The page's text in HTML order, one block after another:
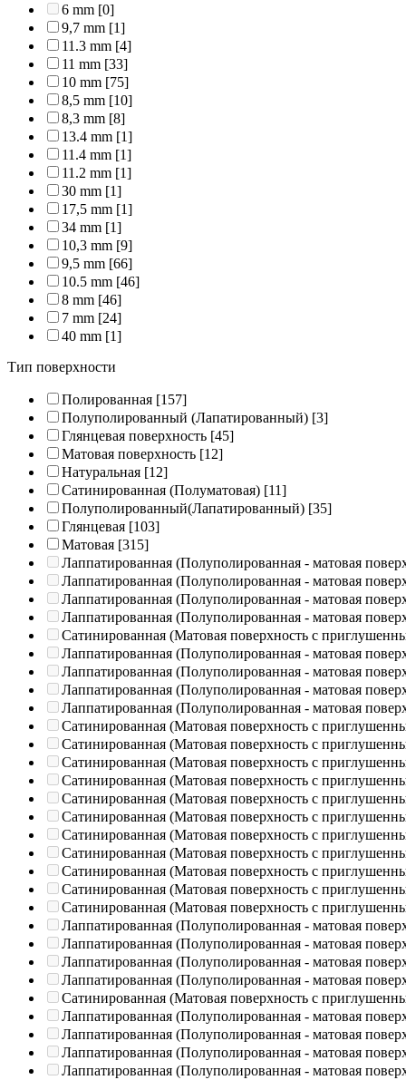
6 mm [0]
9,7 mm [1]
11.3 mm [4]
11 mm [33]
10 mm [75]
8,5 mm [10]
8,3 mm [8]
13.4 mm [1]
11.4 mm [1]
11.2 mm [1]
30 mm [1]
17,5 mm [1]
34 mm [1]
10,3 mm [9]
9,5 mm [66]
10.5 mm [46]
8 mm [46]
7 mm [24]
40 mm [1]
Тип поверхности
Полированная [157]
Полуполированный (Лапатированный) [3]
Глянцевая поверхность [45]
Матовая поверхность [12]
Натуральная [12]
Сатинированная (Полуматовая) [11]
Полуполированный(Лапатированный) [35]
Глянцевая [103]
Матовая [315]
Лаппатированная (Полуполированная - матовая
Лаппатированная (Полуполированная - матовая
Лаппатированная (Полуполированная - матовая
Лаппатированная (Полуполированная - матовая
Сатинированная (Матовая поверхность с
Лаппатированная (Полуполированная - матовая
Лаппатированная (Полуполированная - матовая
Лаппатированная (Полуполированная - матовая
Лаппатированная (Полуполированная - матовая
Сатинированная (Матовая поверхность с
Сатинированная (Матовая поверхность с
Сатинированная (Матовая поверхность с
Сатинированная (Матовая поверхность с
Сатинированная (Матовая поверхность с
Сатинированная (Матовая поверхность с
Сатинированная (Матовая поверхность с
Сатинированная (Матовая поверхность с
Сатинированная (Матовая поверхность с
Сатинированная (Матовая поверхность с
Сатинированная (Матовая поверхность с
Лаппатированная (Полуполированная - матовая
Лаппатированная (Полуполированная - матовая
Лаппатированная (Полуполированная - матовая
Лаппатированная (Полуполированная - матовая
Сатинированная (Матовая поверхность с
Лаппатированная (Полуполированная - матовая
Лаппатированная (Полуполированная - матовая
Лаппатированная (Полуполированная - матовая
Лаппатированная (Полуполированная - матовая